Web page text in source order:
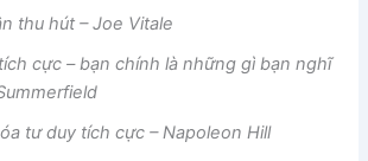
thu hút – Joe Vitale
cực – bạn chính là những gì bạn nghĩ
tư duy tích cực – Napoleon Hill